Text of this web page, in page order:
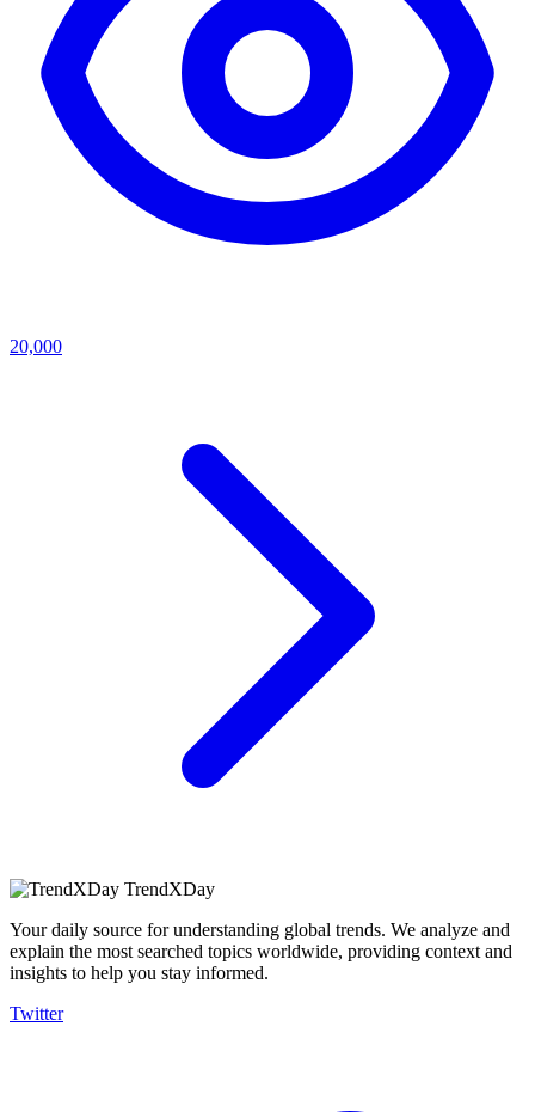
20,000
TrendXDay
Your daily source for understanding global trends. We analyze and
explain the most searched topics worldwide, providing context and
insights to help you stay informed.
Twitter